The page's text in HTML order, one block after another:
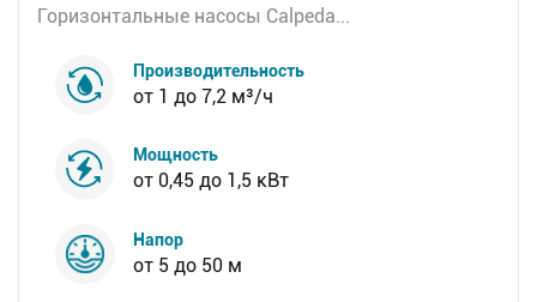
Горизонтальные насосы Calpeda...
Производительность
от 1 до 7,2 м³/ч
Мощность
от 0,45 до 1,5 кВт
Напор
от 5 до 50 м